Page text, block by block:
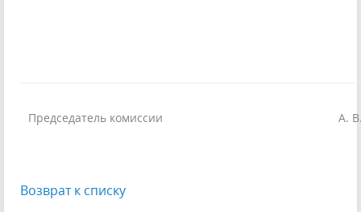
Председатель комиссии А.
Возврат к списку